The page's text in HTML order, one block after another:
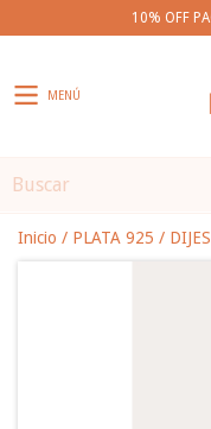
10% OFF
MENÚ
Inicio / PLATA 925 / DIJES